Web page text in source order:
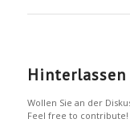
Wollen Sie an der
Feel free to contribute!